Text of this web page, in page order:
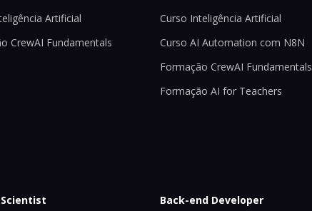
Artificial
CrewAI Fundamentals
Curso Inteligência Artificial
Curso AI Automation com N8N
Formação CrewAI Fundamentals
Formação AI for Teachers
Back-end Developer